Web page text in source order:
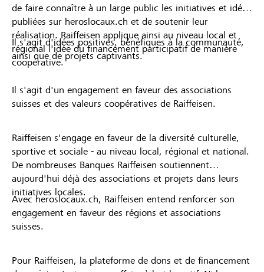
de faire connaître à un large public les initiatives et idées
publiées sur heroslocaux.ch et de soutenir leur
réalisation. Raiffeisen applique ainsi au niveau local et
régional l'idée du financement participatif de manière
coopérative.
Il s'agit d'idées positives, bénéfiques à la communauté,
ainsi que de projets captivants.
Il s'agit d'un engagement en faveur des associations
suisses et des valeurs coopératives de Raiffeisen.
Raiffeisen s'engage en faveur de la diversité culturelle,
sportive et sociale - au niveau local, régional et national.
De nombreuses Banques Raiffeisen soutiennent
aujourd'hui déjà des associations et projets dans leurs
initiatives locales.
Avec heroslocaux.ch, Raiffeisen entend renforcer son
engagement en faveur des régions et associations
suisses.
Pour Raiffeisen, la plateforme de dons et de financement